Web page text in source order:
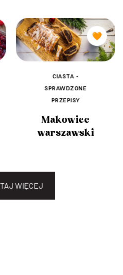
🧡
CIASTA -
SPRAWDZONE
PRZEPISY
Makowiec
warszawski
WIĘCEJ